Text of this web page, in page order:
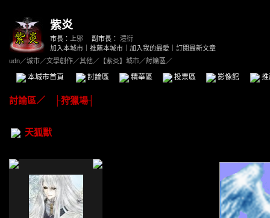
紫炎
市長： 上邪 副市長： 澧衍
加入本城市
推薦本城市 加入我的最愛
訂閱最新文章
udn／城市／文學創作／其他／ 【紫炎】城市／討論區／
本城市首頁 討論區 精華區 投票區 影像館
討論區／ ├狩獵場┤
天狐獸